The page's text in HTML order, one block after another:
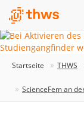
Startseite THWS
ScienceFem an